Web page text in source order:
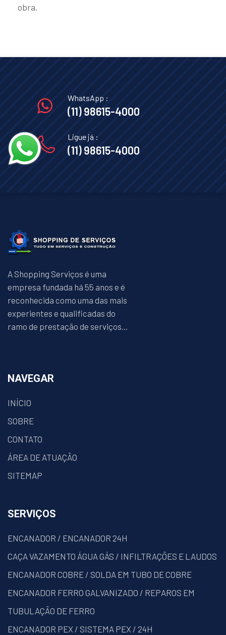
obra.
WhatsApp :
(11) 98615-4000
Ligue já :
(11) 98615-4000
A Shopping Serviços é uma
empresa fundada há 55 anos e é
reconhecida como uma das mais
experientes e qualificadas do
ramo de prestação de serviços...
NAVEGAR
INÍCIO
SOBRE
CONTATO
ÁREA DE ATUAÇÃO
SITEMAP
SERVIÇOS
ENCANADOR / ENCANADOR 24H
CAÇA VAZAMENTO ÁGUA GÁS / INFILTRAÇÕES E LAUDOS
ENCANADOR COBRE / SOLDA EM TUBO DE COBRE
ENCANADOR FERRO GALVANIZADO / REPAROS EM
TUBULAÇÃO DE FERRO
ENCANADOR PEX / SISTEMA PEX / 24H